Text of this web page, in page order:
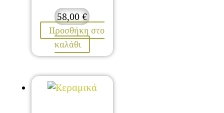
58,00€
Προσθήκη στο
καλάθι